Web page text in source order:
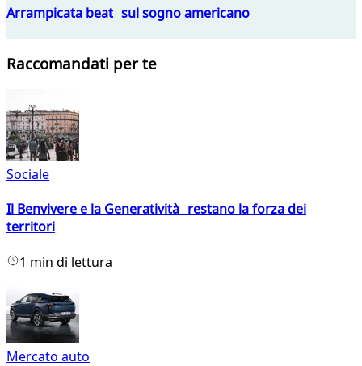
Arrampicata beat sul sogno americano
Raccomandati per te
Sociale
Il Benvivere e la Generatività restano la forza dei
territori
1 min di lettura
Mercato auto